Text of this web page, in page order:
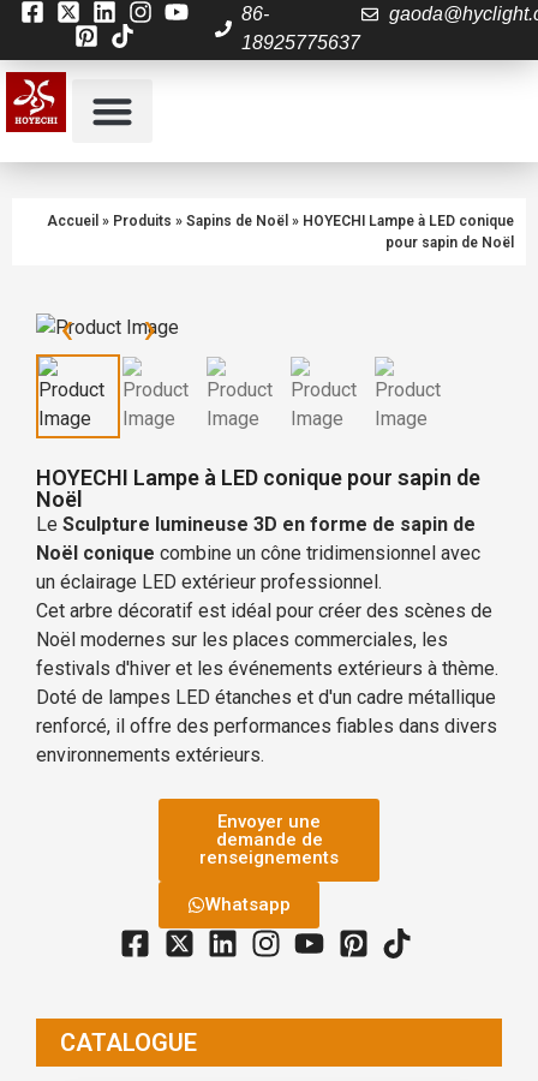
86-
18925775637
Accueil » Produits » Sapins de Noël » HOYECHI Lampe à LED conique
pour sapin de Noël
‹ ›
HOYECHI Lampe à LED conique pour sapin de
Noël
Le Sculpture lumineuse 3D en forme de sapin de
Noël conique combine un cône tridimensionnel avec
un éclairage LED extérieur professionnel.
Cet arbre décoratif est idéal pour créer des scènes de
Noël modernes sur les places commerciales, les
festivals d'hiver et les événements extérieurs à thème.
Doté de lampes LED étanches et d'un cadre métallique
renforcé, il offre des performances fiables dans divers
environnements extérieurs.
Envoyer une
demande de
renseignements
Whatsapp
CATALOGUE